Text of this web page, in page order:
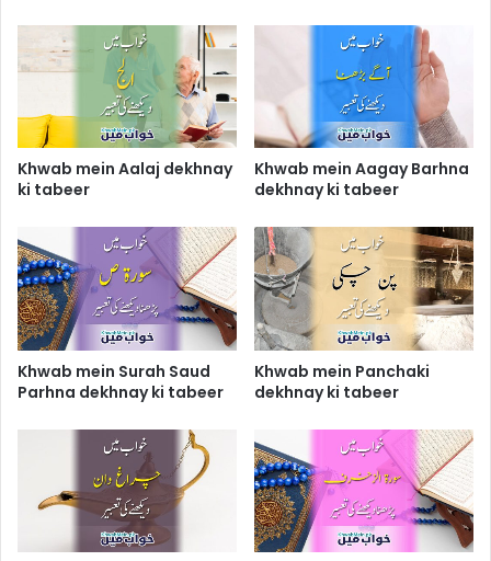
Khwab mein Aalaj dekhnay
ki tabeer
Khwab mein Aagay Barhna
dekhnay ki tabeer
Khwab mein Surah Saud
Parhna dekhnay ki tabeer
Khwab mein Panchaki
dekhnay ki tabeer